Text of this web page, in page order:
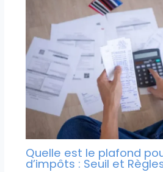
Quelle est le plafond
d’impôts : Seuil et